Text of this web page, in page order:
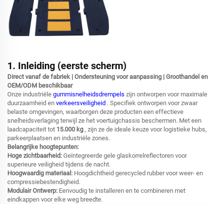
1. Inleiding (eerste scherm)
Direct vanaf de fabriek | Ondersteuning voor aanpassing | Groothandel en
OEM/ODM beschikbaar
Onze industriële gummisnelheidsdrempels zijn ontworpen voor maximale
duurzaamheid en verkeersveiligheid . Specifiek ontworpen voor zwaar
belaste omgevingen, waarborgen deze producten een effectieve
snelheidsverlaging terwijl ze het voertuigchassis beschermen. Met een
laadcapaciteit tot 15.000 kg , zijn ze de ideale keuze voor logistieke hubs,
parkeerplaatsen en industriële zones.
Belangrijke hoogtepunten:
Hoge zichtbaarheid: Geïntegreerde gele glaskorrelreflectoren voor
superieure veiligheid tijdens de nacht.
Hoogwaardig materiaal: Hoogdichtheid gerecycled rubber voor weer- en
compressiebestendigheid.
Modulair Ontwerp: Eenvoudig te installeren en te combineren met
eindkappen voor elke weg breedte.